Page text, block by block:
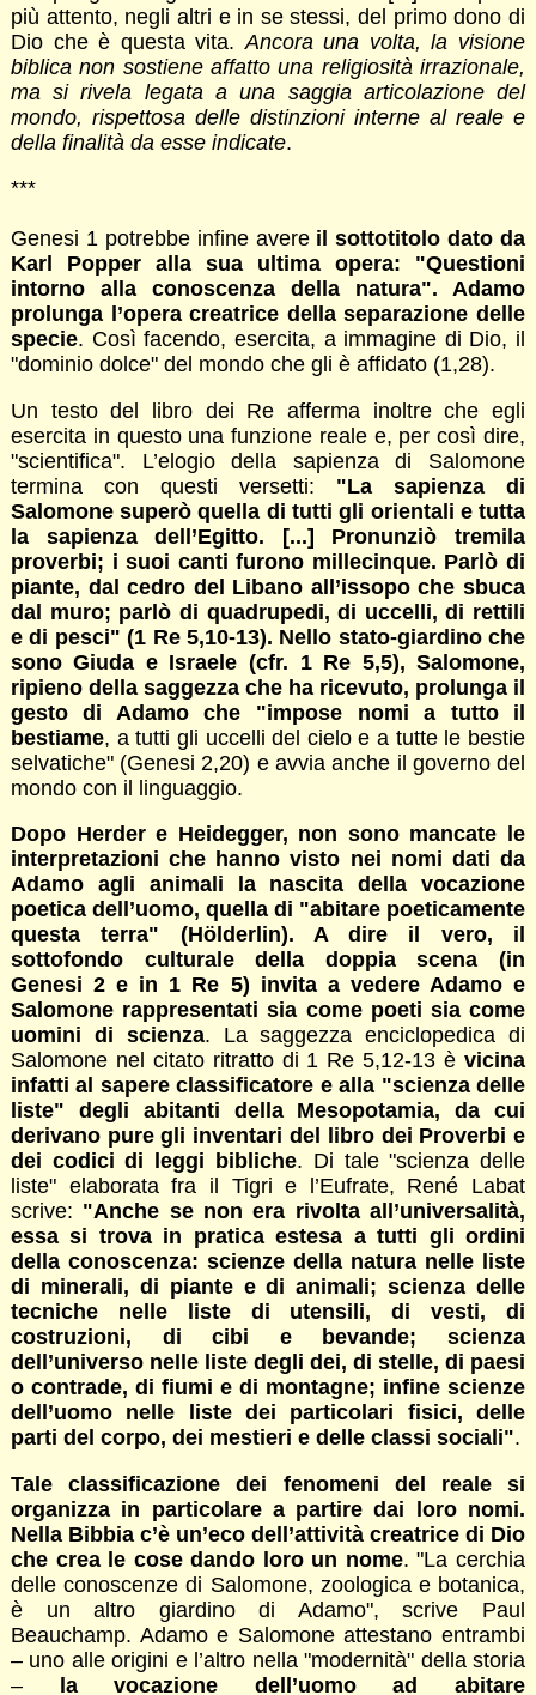
più attento, negli altri e in se stessi, del primo dono di
Dio che è questa vita. Ancora una volta, la visione
biblica non sostiene affatto una religiosità irrazionale,
ma si rivela legata a una saggia articolazione del
mondo, rispettosa delle distinzioni interne al reale e
della finalità da esse indicate.
***
Genesi 1 potrebbe infine avere il sottotitolo dato da
Karl Popper alla sua ultima opera: "Questioni
intorno alla conoscenza della natura". Adamo
prolunga l’opera creatrice della separazione delle
specie. Così facendo, esercita, a immagine di Dio, il
"dominio dolce" del mondo che gli è affidato (1,28).
Un testo del libro dei Re afferma inoltre che egli
esercita in questo una funzione reale e, per così dire,
"scientifica". L’elogio della sapienza di Salomone
termina con questi versetti: "La sapienza di
Salomone superò quella di tutti gli orientali e tutta
la sapienza dell’Egitto. [...] Pronunziò tremila
proverbi; i suoi canti furono millecinque. Parlò di
piante, dal cedro del Libano all’issopo che sbuca
dal muro; parlò di quadrupedi, di uccelli, di rettili
e di pesci" (1 Re 5,10-13). Nello stato-giardino che
sono Giuda e Israele (cfr. 1 Re 5,5), Salomone,
ripieno della saggezza che ha ricevuto, prolunga il
gesto di Adamo che "impose nomi a tutto il
bestiame, a tutti gli uccelli del cielo e a tutte le bestie
selvatiche" (Genesi 2,20) e avvia anche il governo del
mondo con il linguaggio.
Dopo Herder e Heidegger, non sono mancate le
interpretazioni che hanno visto nei nomi dati da
Adamo agli animali la nascita della vocazione
poetica dell’uomo, quella di "abitare poeticamente
questa terra" (Hölderlin). A dire il vero, il
sottofondo culturale della doppia scena (in
Genesi 2 e in 1 Re 5) invita a vedere Adamo e
Salomone rappresentati sia come poeti sia come
uomini di scienza. La saggezza enciclopedica di
Salomone nel citato ritratto di 1 Re 5,12-13 èvicina
infatti al sapere classificatore e alla "scienza delle
liste" degli abitanti della Mesopotamia, da cui
derivano pure gli inventari del libro dei Proverbi e
dei codici di leggi bibliche. Di tale "scienza delle
liste" elaborata fra il Tigri e l’Eufrate, René Labat
scrive: "Anche se non era rivolta all’universalità,
essa si trova in pratica estesa a tutti gli ordini
della conoscenza: scienze della natura nelle liste
di minerali, di piante e di animali; scienza delle
tecniche nelle liste di utensili, di vesti, di
costruzioni, di cibi e bevande; scienza
dell’universo nelle liste degli dei, di stelle, di paesi
o contrade, di fiumi e di montagne; infine scienze
dell’uomo nelle liste dei particolari fisici, delle
parti del corpo, dei mestieri e delle classi sociali".
Tale classificazione dei fenomeni del reale si
organizza in particolare a partire dai loro nomi.
Nella Bibbia c’è un’eco dell’attività creatrice di Dio
che crea le cose dando loro un nome. "La cerchia
delle conoscenze di Salomone, zoologica e botanica,
è un altro giardino di Adamo", scrive Paul
Beauchamp. Adamo e Salomone attestano entrambi
– uno alle origini e l’altro nella "modernità" della storia
– la vocazione dell’uomo ad abitare